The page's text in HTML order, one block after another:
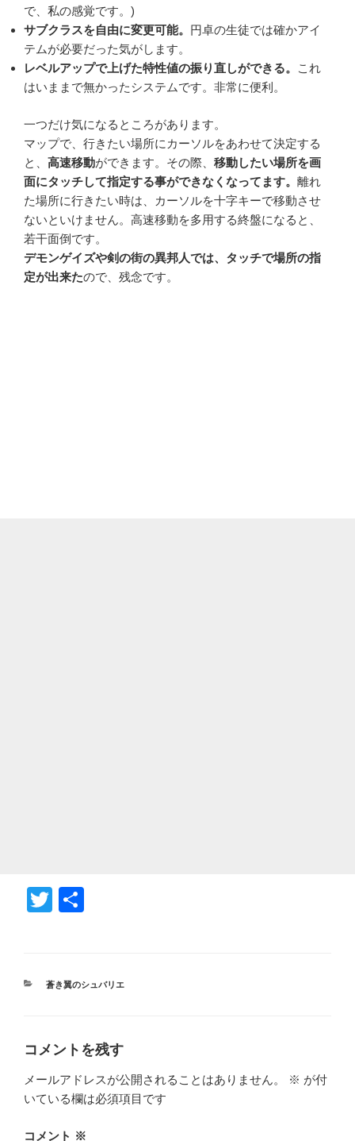
で、私の感覚です。)
サブクラスを自由に変更可能。 円卓の生徒では確かアイ
テムが必要だった気がします。
レベルアップで上げた特性値の振り直しができる。
これ
はいままで無かったシステムです。非常に便利。
一つだけ気になるところがあります。
マップで、行きたい場所にカーソルをあわせて決定する
と、 高速移動ができます。その際、 移動したい場所を画
面にタッチして指定する事ができなくなってます。 離れ
た場所に行きたい時は、カーソルを十字キーで移動させ
ないといけません。高速移動を多用する終盤になると、
若干面倒です。
デモンゲイズや剣の街の異邦人では、タッチで場所の指
定が出来たので、残念です。
T
er
カ
蒼き翼のシュバリエ
コメントを残す
メールアドレスが公開されることはありません。 ※ が付
いている欄は必須項目です
コメント ※